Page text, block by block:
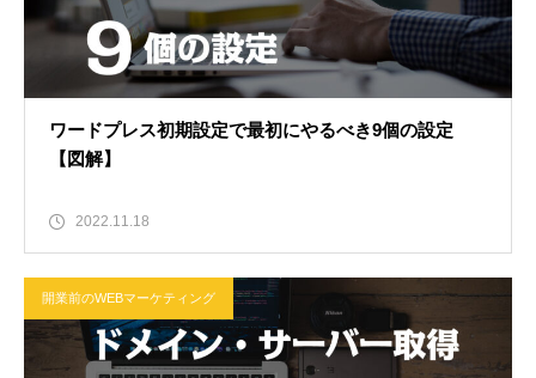
ワードプレス初期設定で最初にやるべき9個の設定
【図解】
2022.11.18
開業前のWEBマーケティング